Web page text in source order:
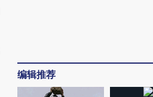
编辑推荐